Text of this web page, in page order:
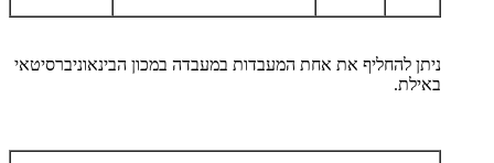
ניתן להחליף את אחת המעבדות במעבדה במכון הבינאוניברסיטאי
באילת.